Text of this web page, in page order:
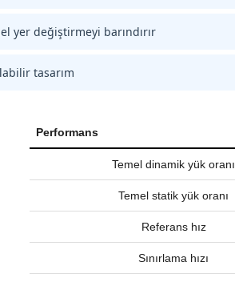
yer değiştirmeyi barındırır
tasarım
Performans
Temel dinamik yük oranı
Temel statik yük oranı
Referans hız
Sınırlama hızı